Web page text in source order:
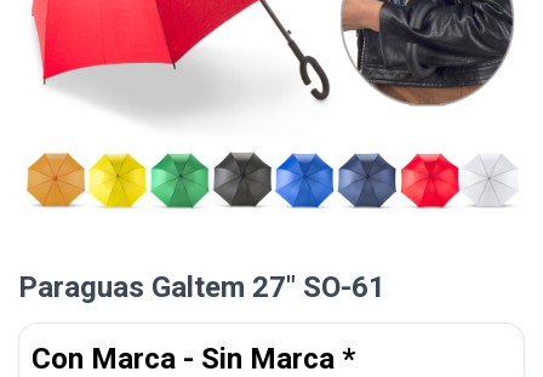
Paraguas Galtem 27″ SO-61
Con Marca - Sin Marca *